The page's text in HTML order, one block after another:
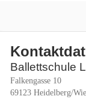
Ballettschule
Falkengasse 10
69123 Heidelberg/